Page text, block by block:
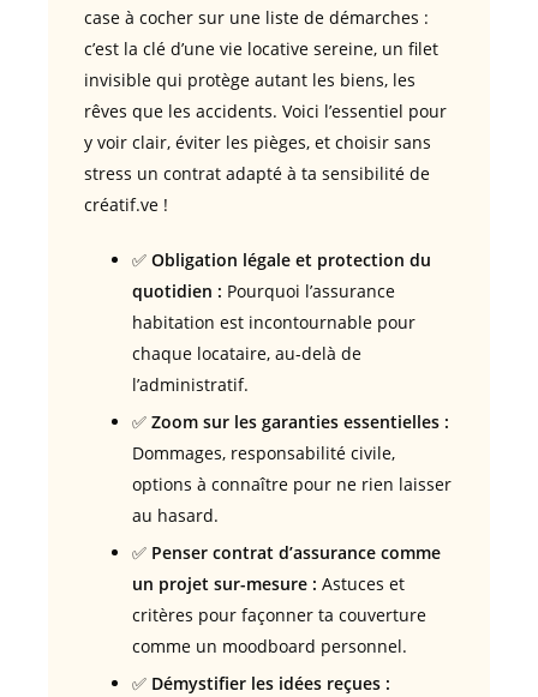
case à cocher sur une liste de démarches :
c’est la clé d’une vie locative sereine, un filet
invisible qui protège autant les biens, les
rêves que les accidents. Voici l’essentiel pour
y voir clair, éviter les pièges, et choisir sans
stress un contrat adapté à ta sensibilité de
créatif.ve !
✅ Obligation légale et protection du
quotidien : Pourquoi l’assurance
habitation est incontournable pour
chaque locataire, au-delà de
l’administratif.
✅ Zoom sur les garanties essentielles :
Dommages, responsabilité civile,
options à connaître pour ne rien laisser
au hasard.
✅ Penser contrat d’assurance comme
un projet sur-mesure : Astuces et
critères pour façonner ta couverture
comme un moodboard personnel.
✅ Démystifier les idées reçues :